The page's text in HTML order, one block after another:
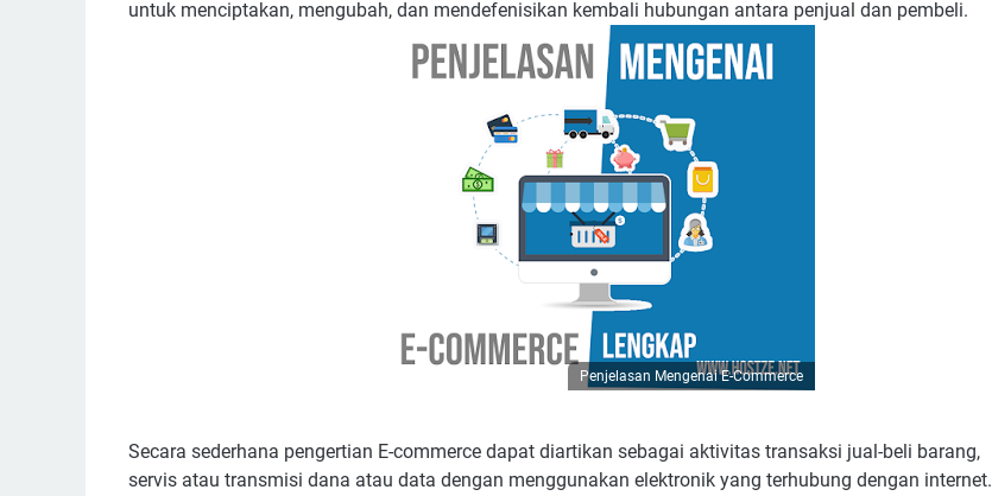
untuk menciptakan, mengubah, dan mendefenisikan kembali hubungan antara penjual dan pembeli.
Penjelasan Mengenai E-Commerce
Secara sederhana pengertian E-commerce dapat diartikan sebagai aktivitas transaksi jual-beli barang,
servis atau transmisi dana atau data dengan menggunakan elektronik yang terhubung dengan internet.